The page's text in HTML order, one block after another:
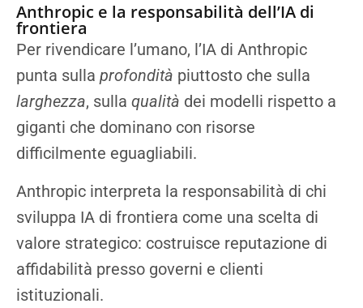
Anthropic e la responsabilità dell’IA di
frontiera
Per rivendicare l’umano, l’IA di Anthropic
punta sulla profondità piuttosto che sulla
larghezza, sulla qualità dei modelli rispetto a
giganti che dominano con risorse
difficilmente eguagliabili.
Anthropic interpreta la responsabilità di chi
sviluppa IA di frontiera come una scelta di
valore strategico: costruisce reputazione di
affidabilità presso governi e clienti
istituzionali.